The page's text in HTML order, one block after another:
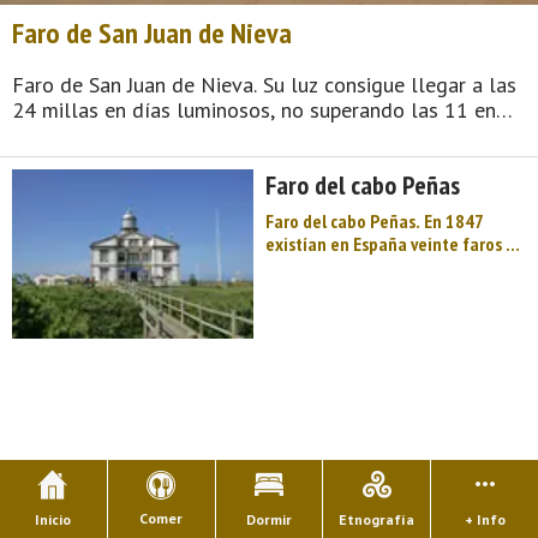
Faro de San Juan de Nieva
Faro de San Juan de Nieva. Su luz consigue llegar a las
24 millas en días luminosos, no superando las 11 en
una torre cuadrangular, cercada por una tapia de
mampostería. El faro de Sa ...Faro del cabo Peñas
Faro del cabo Peñas. En 1847
existían en España veinte faros y
Inicio Comer Dormir Etnografía + Info